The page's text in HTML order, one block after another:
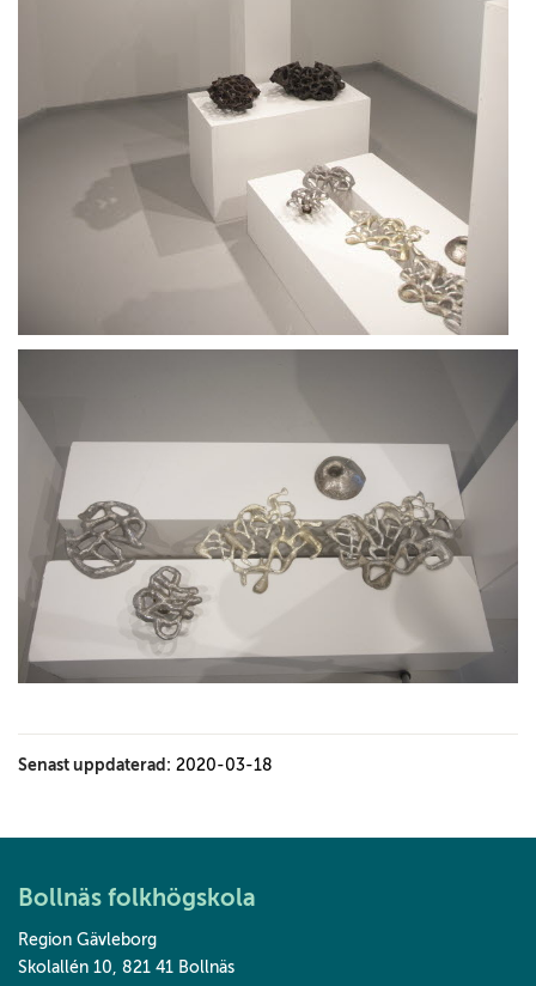
Senast uppdaterad: 2020-03-18
Bollnäs folkhögskola
Region Gävleborg
Skolallén 10, 821 41 Bollnäs